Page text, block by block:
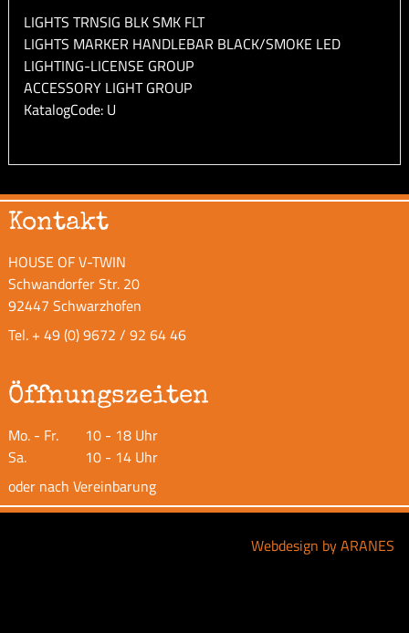
LIGHTS TRNSIG BLK SMK FLT
LIGHTS MARKER HANDLEBAR BLACK/SMOKE LED
LIGHTING-LICENSE GROUP
ACCESSORY LIGHT GROUP
KatalogCode: U
Kontakt
HOUSE OF V-TWIN
Schwandorfer Str. 20
92447 Schwarzhofen
Tel. + 49 (0) 9672 / 92 64 46
Öffnungszeiten
Mo. - Fr.
10 - 18 Uhr
Sa.
10 - 14 Uhr
oder nach Vereinbarung
Webdesign by ARANES